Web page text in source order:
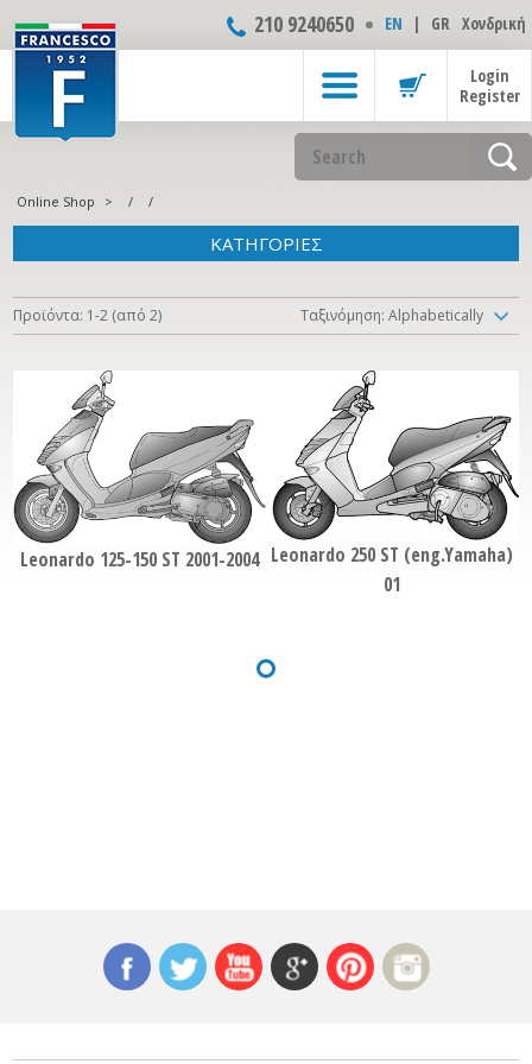
210 9240650 ΕΝ | GR Χονδρική
Login
Register
Online Shop > / /
ΚΑΤΗΓΟΡΙΕΣ
Προϊόντα: 1-2 (από 2) Ταξινόμηση: Alphabetically
Leonardo 125-150 ST 2001-2004 Leonardo 250 ST (eng.Yamaha)
01